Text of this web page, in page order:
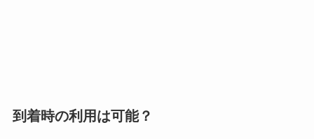
到着時の利用は可能？